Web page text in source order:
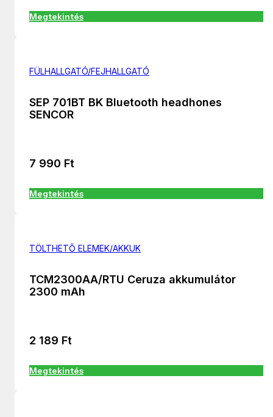
Megtekintés
FÜLHALLGATÓ/FEJHALLGATÓ
SEP 701BT BK Bluetooth headhones
SENCOR
7 990 Ft
Megtekintés
TÖLTHETŐ ELEMEK/AKKUK
TCM2300AA/RTU Ceruza akkumulátor
2300 mAh
2 189 Ft
Megtekintés